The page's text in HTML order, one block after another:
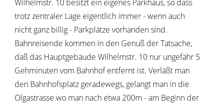
Wilhelmstr. 10 besitzt ein eigenes Parkhaus, so dass
trotz zentraler Lage eigentlich immer - wenn auch
nicht ganz billig - Parkplätze vorhanden sind.
Bahnreisende kommen in den Genuß der Tatsache,
daß das Hauptgebäude Wilhelmstr. 10 nur ungefähr 5
Gehminuten vom Bahnhof entfernt ist. Verläßt man
den Bahnhofsplatz geradewegs, gelangt man in die
Olgastrasse wo man nach etwa 200m - am Beginn der